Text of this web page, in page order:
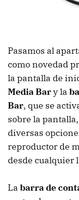
Pasamos al
como novedad
la pantalla de
Media Bary la
Bar, que se
sobre la
diversas
reproductor de
desde cualquier
La barra de